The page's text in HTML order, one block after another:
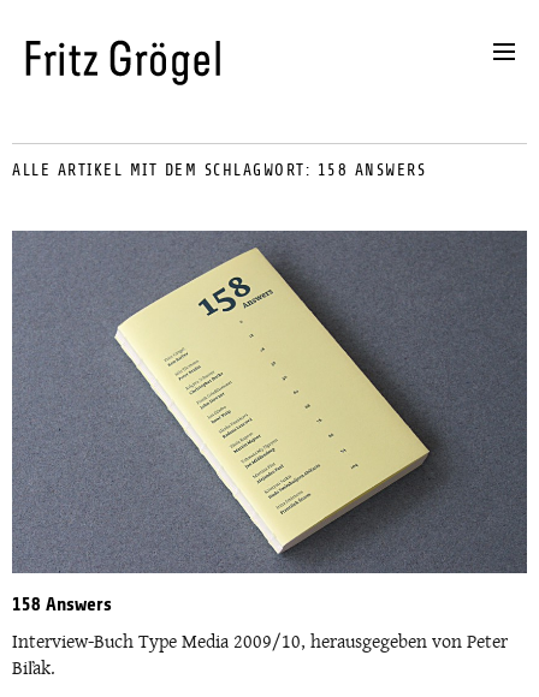
ALLE ARTIKEL MIT DEM SCHLAGWORT: 158 ANSWERS
158 Answers
Interview-Buch Type Media 2009/10, herausgegeben von Peter
Biľak.